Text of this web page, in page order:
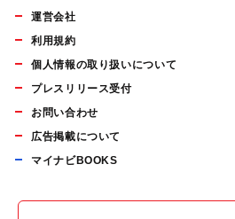
運営会社
利用規約
個人情報の取り扱いについて
プレスリリース受付
お問い合わせ
広告掲載について
マイナビBOOKS